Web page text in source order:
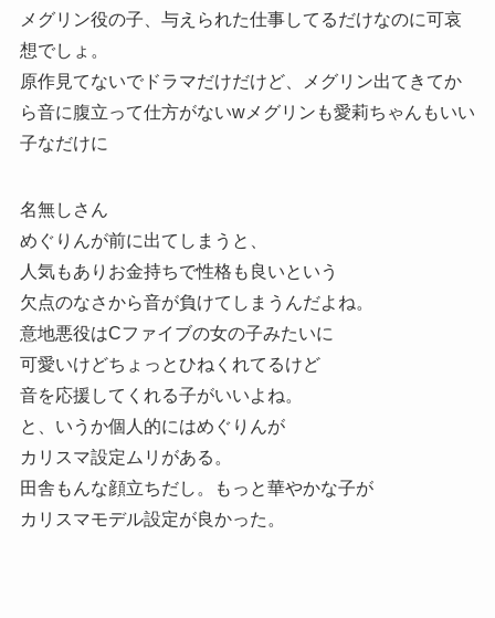
メグリン役の子、与えられた仕事してるだけなのに可哀
想でしょ。
原作見てないでドラマだけだけど、メグリン出てきてか
ら音に腹立って仕方がないwメグリンも愛莉ちゃんもいい
子なだけに
名無しさん
めぐりんが前に出てしまうと、
人気もありお金持ちで性格も良いという
欠点のなさから音が負けてしまうんだよね。
意地悪役はCファイブの女の子みたいに
可愛いけどちょっとひねくれてるけど
音を応援してくれる子がいいよね。
と、いうか個人的にはめぐりんが
カリスマ設定ムリがある。
田舎もんな顔立ちだし。もっと華やかな子が
カリスマモデル設定が良かった。